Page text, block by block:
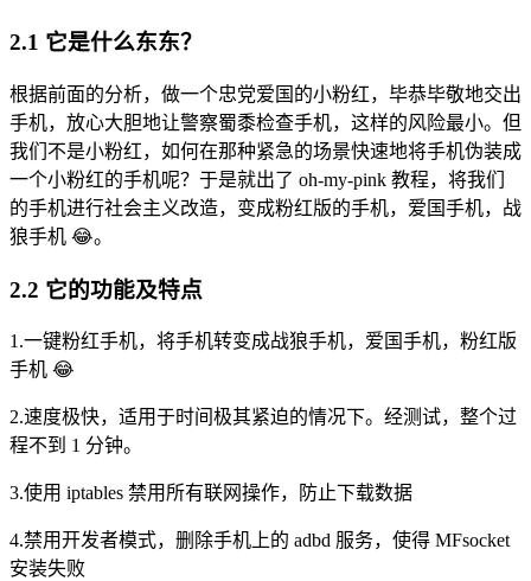
2.1 它是什么东东？
根据前面的分析，做一个忠党爱国的小粉红，毕恭毕敬地交出
手机，放心大胆地让警察蜀黍检查手机，这样的风险最小。但
我们不是小粉红，如何在那种紧急的场景快速地将手机伪装成
一个小粉红的手机呢？于是就出了 oh-my-pink 教程，将我们
的手机进行社会主义改造，变成粉红版的手机，爱国手机，战
狼手机 😂。
2.2 它的功能及特点
1.一键粉红手机，将手机转变成战狼手机，爱国手机，粉红版
手机 😂
2.速度极快，适用于时间极其紧迫的情况下。经测试，整个过
程不到 1 分钟。
3.使用 iptables 禁用所有联网操作，防止下载数据
4.禁用开发者模式，删除手机上的 adbd 服务，使得 MFsocket
安装失败